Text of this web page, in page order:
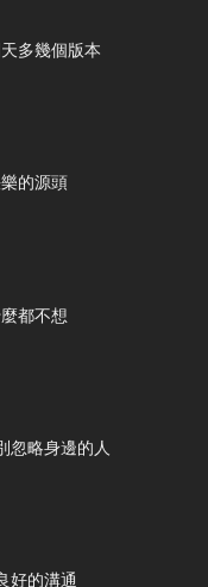
多幾個版本
的源頭
都不想
忽略身邊的人
好的溝通